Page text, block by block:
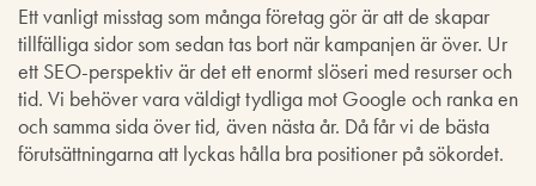
Ett vanligt misstag som många företag gör är att de skapar
tillfälliga sidor som sedan tas bort när kampanjen är över. Ur
ett SEO-perspektiv är det ett enormt slöseri med resurser och
tid. Vi behöver vara väldigt tydliga mot Google och ranka en
och samma sida över tid, även nästa år. Då får vi de bästa
förutsättningarna att lyckas hålla bra positioner på sökordet.